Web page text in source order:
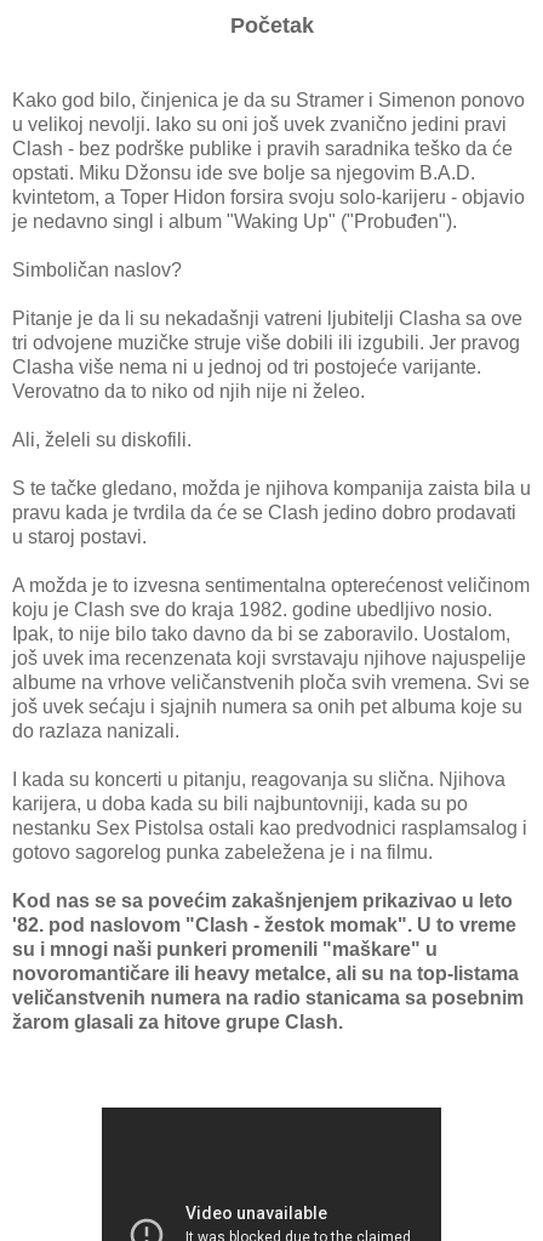
Početak
Kako god bilo, činjenica je da su Stramer i Simenon ponovo
u velikoj nevolji. Iako su oni još uvek zvanično jedini pravi
Clash - bez podrške publike i pravih saradnika teško da će
opstati. Miku Džonsu ide sve bolje sa njegovim B.A.D.
kvintetom, a Toper Hidon forsira svoju solo-karijeru - objavio
je nedavno singl i album "Waking Up" ("Probuđen").
Simboličan naslov?
Pitanje je da li su nekadašnji vatreni ljubitelji Clasha sa ove
tri odvojene muzičke struje više dobili ili izgubili. Jer pravog
Clasha više nema ni u jednoj od tri postojeće varijante.
Verovatno da to niko od njih nije ni želeo.
Ali, želeli su diskofili.
S te tačke gledano, možda je njihova kompanija zaista bila u
pravu kada je tvrdila da će se Clash jedino dobro prodavati
u staroj postavi.
A možda je to izvesna sentimentalna opterećenost veličinom
koju je Clash sve do kraja 1982. godine ubedljivo nosio.
Ipak, to nije bilo tako davno da bi se zaboravilo. Uostalom,
još uvek ima recenzenata koji svrstavaju njihove najuspelije
albume na vrhove veličanstvenih ploča svih vremena. Svi se
još uvek sećaju i sjajnih numera sa onih pet albuma koje su
do razlaza nanizali.
I kada su koncerti u pitanju, reagovanja su slična. Njihova
karijera, u doba kada su bili najbuntovniji, kada su po
nestanku Sex Pistolsa ostali kao predvodnici rasplamsalog i
gotovo sagorelog punka zabeležena je i na filmu.
Kod nas se sa povećim zakašnjenjem prikazivao u leto
'82. pod naslovom "Clash - žestok momak". U to vreme
su i mnogi naši punkeri promenili "maškare" u
novoromantičare ili heavy metalce, ali su na top-listama
veličanstvenih numera na radio stanicama sa posebnim
žarom glasali za hitove grupe Clash.